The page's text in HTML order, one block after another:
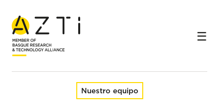
Inicio Equipo Manuel González Pérez
Nuestro equipo